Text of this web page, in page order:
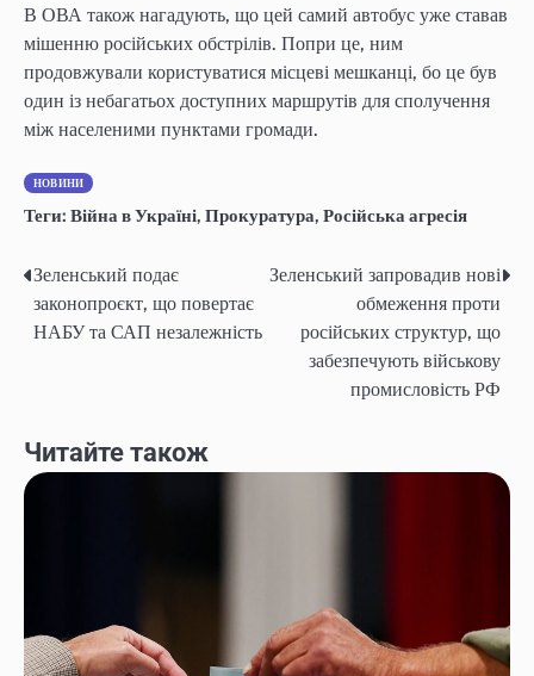
В ОВА також нагадують, що цей самий автобус уже ставав
мішенню російських обстрілів. Попри це, ним
продовжували користуватися місцеві мешканці, бо це був
один із небагатьох доступних маршрутів для сполучення
між населеними пунктами громади.
НОВИНИ
Теги: Війна в Україні, Прокуратура, Російська агресія
Навігація
записів
Зеленський подає
законопроєкт, що повертає
НАБУ та САП незалежність
Зеленський запровадив нові
обмеження проти
російських структур, що
забезпечують військову
промисловість РФ
Читайте також